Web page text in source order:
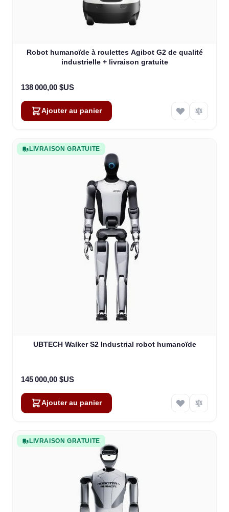
Robot humanoïde à roulettes Agibot G2 de qualité
industrielle + livraison gratuite
138 000,00 $US
Ajouter au panier
LIVRAISON GRATUITE
UBTECH Walker S2 Industrial robot humanoïde
145 000,00 $US
Ajouter au panier
LIVRAISON GRATUITE